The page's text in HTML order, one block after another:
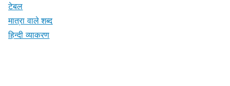
टेबल
मात्रा वाले शब्द
हिन्दी व्याकरण